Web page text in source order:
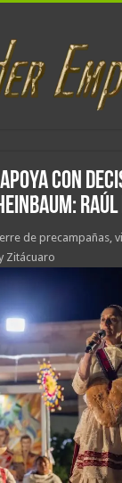
con
de precampañas,
Zitácuaro